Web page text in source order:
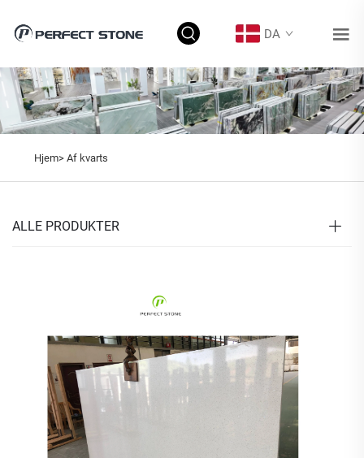
DA
Hjem> Af kvarts
ALLE PRODUKTER